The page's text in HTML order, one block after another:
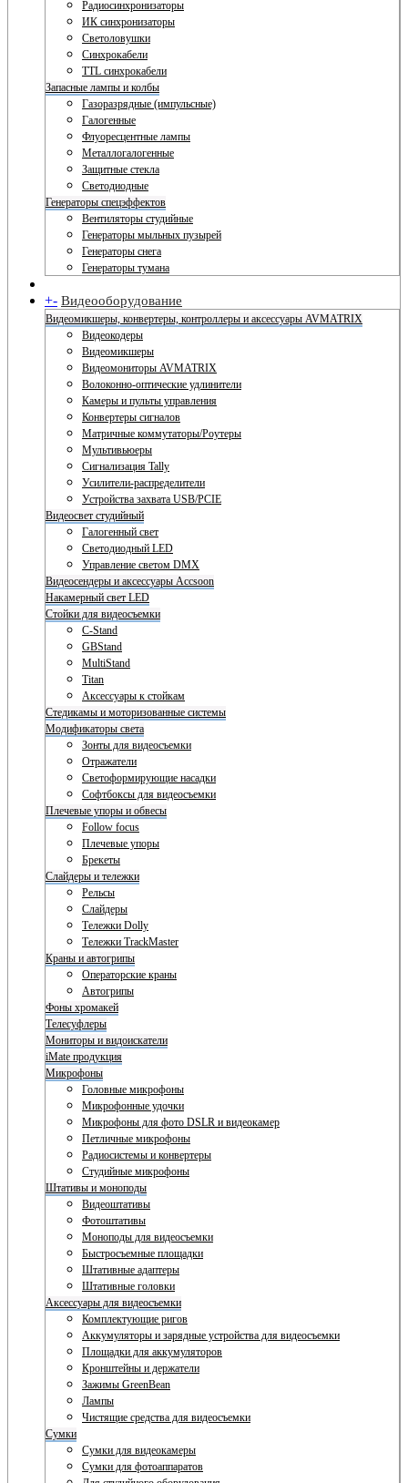
Радиосинхронизаторы
ИК синхронизаторы
Светоловушки
Синхрокабели
TTL синхрокабели
Запасные лампы и колбы
Газоразрядные (импульсные)
Галогенные
Флуоресцентные лампы
Металлогалогенные
Защитные стекла
Светодиодные
Генераторы спецэффектов
Вентиляторы студийные
Генераторы мыльных пузырей
Генераторы снега
Генераторы тумана
+- Видеооборудование
Видеомикшеры, конвертеры, контроллеры и аксессуары AVMATRIX
Видеокодеры
Видеомикшеры
Видеомониторы AVMATRIX
Волоконно-оптические удлинители
Камеры и пульты управления
Конвертеры сигналов
Матричные коммутаторы/Роутеры
Мультивьюеры
Сигнализация Tally
Усилители-распределители
Устройства захвата USB/PCIE
Видеосвет студийный
Галогенный свет
Светодиодный LED
Управление светом DMX
Видеосендеры и аксессуары Accsoon
Накамерный свет LED
Стойки для видеосъемки
C-Stand
GBStand
MultiStand
Titan
Аксессуары к стойкам
Стедикамы и моторизованные системы
Модификаторы света
Зонты для видеосъемки
Отражатели
Светоформирующие насадки
Софтбоксы для видеосъемки
Плечевые упоры и обвесы
Follow focus
Плечевые упоры
Брекеты
Слайдеры и тележки
Рельсы
Слайдеры
Тележки Dolly
Тележки TrackMaster
Краны и автогрипы
Операторские краны
Автогрипы
Фоны хромакей
Телесуфлеры
Мониторы и видоискатели
iMate продукция
Микрофоны
Головные микрофоны
Микрофонные удочки
Микрофоны для фото DSLR и видеокамер
Петличные микрофоны
Радиосистемы и конвертеры
Студийные микрофоны
Штативы и моноподы
Видеоштативы
Фотоштативы
Моноподы для видеосъемки
Быстросъемные площадки
Штативные адаптеры
Штативные головки
Аксессуары для видеосъемки
Комплектующие ригов
Аккумуляторы и зарядные устройства для видеосъемки
Площадки для аккумуляторов
Кронштейны и держатели
Зажимы GreenBean
Лампы
Чистящие средства для видеосъемки
Сумки
Сумки для видеокамеры
Сумки для фотоаппаратов